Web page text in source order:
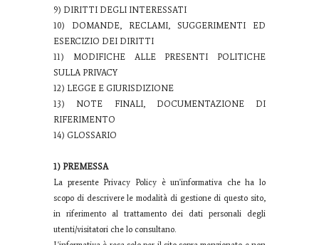
9) DIRITTI DEGLI INTERESSATI
10) DOMANDE, RECLAMI, SUGGERIMENTI ED
ESERCIZIO DEI DIRITTI
11) MODIFICHE ALLE PRESENTI POLITICHE
SULLA PRIVACY
12) LEGGE E GIURISDIZIONE
13) NOTE FINALI, DOCUMENTAZIONE DI
RIFERIMENTO
14) GLOSSARIO
1) PREMESSA
La presente Privacy Policy è un'informativa che ha lo
scopo di descrivere le modalità di gestione di questo sito,
in riferimento al trattamento dei dati personali degli
utenti/visitatori che lo consultano.